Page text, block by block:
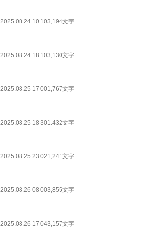
2025.08.24 10:103,194文字
2025.08.24 18:103,130文字
2025.08.25 17:001,767文字
2025.08.25 18:301,432文字
2025.08.25 23:021,241文字
2025.08.26 08:003,855文字
2025.08.26 17:043,157文字